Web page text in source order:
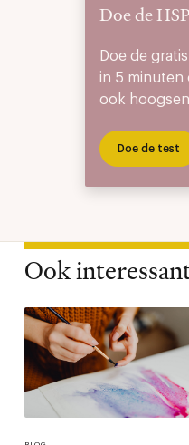
Doe de
Doe de
in 5 minuten
ook
Doe de test
Ook